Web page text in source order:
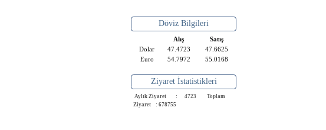
Döviz Bilgileri
Alış
Satış
Dolar
47.4723
47.6625
Euro
54.7972 55.0168
Ziyaret İstatistikleri
Aylık Ziyaret : 4723
Toplam
Ziyaret : 678755